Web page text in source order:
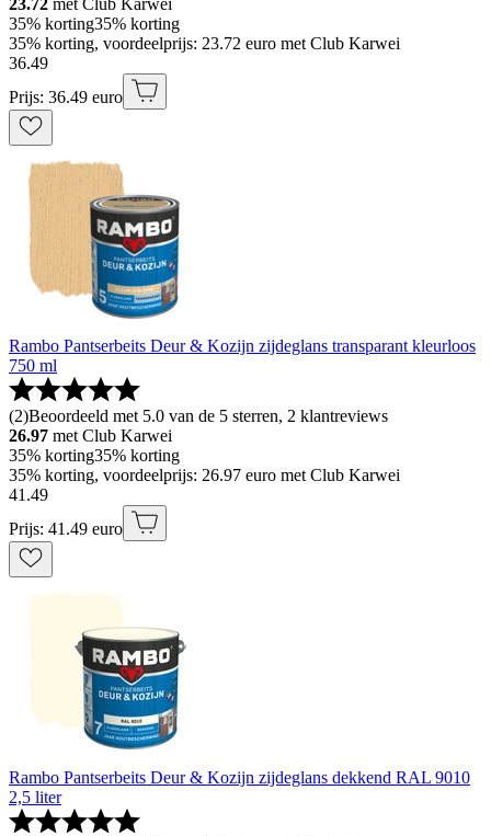
35% korting35% korting
35% korting, voordeelprijs: 23.72 euro met Club Karwei
36.49
Prijs: 36.49 euro
Rambo Pantserbeits Deur & Kozijn zijdeglans transparant kleurloos
750 ml
(2)Beoordeeld met 5.0 van de 5 sterren, 2 klantreviews
26.97 met Club Karwei
35% korting35% korting
35% korting, voordeelprijs: 26.97 euro met Club Karwei
41 .49
Prijs: 41.49 euro
Rambo Pantserbeits Deur & Kozijn zijdeglans dekkend RAL 9010
2,5 liter